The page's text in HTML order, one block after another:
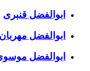
ابوالفضل قنبری
ابوالفضل مهربان
ابوالفضل